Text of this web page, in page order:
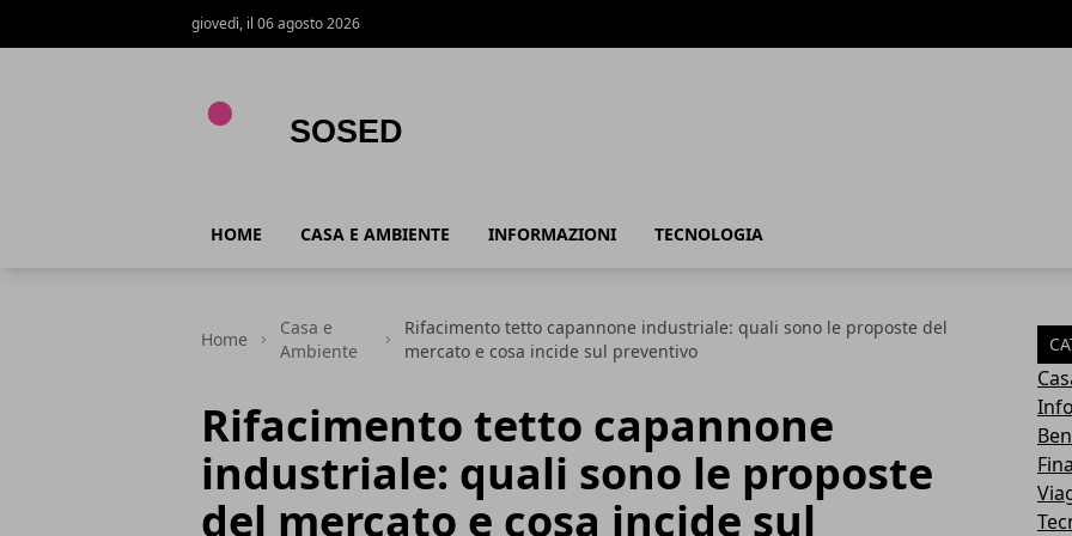
giovedì, il 06 agosto 2026
HOME CASA E AMBIENTE INFORMAZIONI TECNOLOGIA
Home
Casa e
Ambiente
Rifacimento tetto capannone industriale: quali sono le proposte del
mercato e cosa incide sul preventivo
Rifacimento tetto capannone
industriale: quali sono le proposte
del mercato e cosa incide sul